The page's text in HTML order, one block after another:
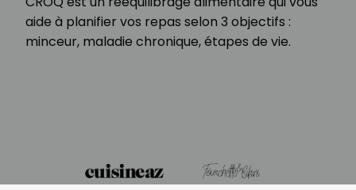
aide à planifier vos repas selon 3 objectifs :
minceur, maladie chronique, étapes de vie.